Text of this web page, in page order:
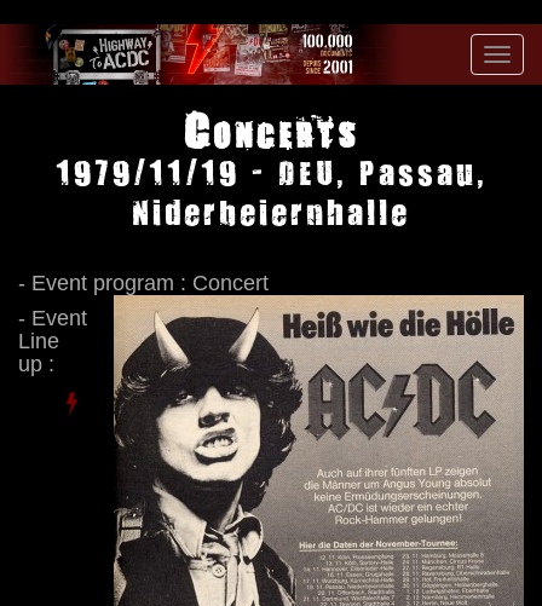
Concerts
1979/11/19 - DEU, Passau,
Niderbeiernhalle
- Event program : Concert
- Event
Line
up :